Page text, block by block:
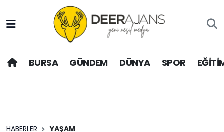
BURSA GÜNDEM DÜNYA SPOR
HABERLER YAŞAM
Hava Durumu
Trafik Durumu